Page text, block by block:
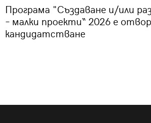
Програма "Създаване и/или
– малки проекти“ 2026 е
кандидатстване